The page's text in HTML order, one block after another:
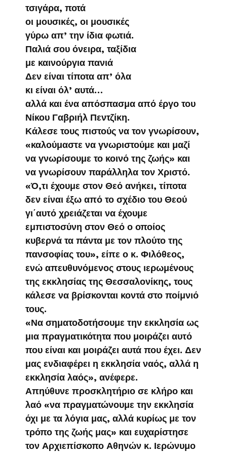
τσιγάρα, ποτά
οι μουσικές, οι μουσικές
γύρω απ’ την ίδια φωτιά.
Παλιά σου όνειρα, ταξίδια
με καινούργια πανιά
Δεν είναι τίποτα απ’ όλα
κι είναι όλ’ αυτά…
αλλά και ένα απόσπασμα από έργο του
Νίκου Γαβριήλ Πεντζίκη.
Κάλεσε τους πιστούς να τον γνωρίσουν,
«καλούμαστε να γνωριστούμε και μαζί
να γνωρίσουμε το κοινό της ζωής» και
να γνωρίσουν παράλληλα τον Χριστό.
«Ό,τι έχουμε στον Θεό ανήκει, τίποτα
δεν είναι έξω από το σχέδιο του Θεού
γι΄αυτό χρειάζεται να έχουμε
εμπιστοσύνη στον Θεό ο οποίος
κυβερνά τα πάντα με τον πλούτο της
πανσοφίας του», είπε ο κ. Φιλόθεος,
ενώ απευθυνόμενος στους ιερωμένους
της εκκλησίας της Θεσσαλονίκης, τους
κάλεσε να βρίσκονται κοντά στο ποίμνιό
τους.
«Να σηματοδοτήσουμε την εκκλησία ως
μια πραγματικότητα που μοιράζει αυτό
που είναι και μοιράζει αυτά που έχει. Δεν
μας ενδιαφέρει η εκκλησία ναός, αλλά η
εκκλησία λαός», ανέφερε.
Απηύθυνε προσκλητήριο σε κλήρο και
λαό «να πραγματώνουμε την εκκλησία
όχι με τα λόγια μας, αλλά κυρίως με τον
τρόπο της ζωής μας» και ευχαρίστησε
τον Αρχιεπίσκοπο Αθηνών κ. Ιερώνυμο